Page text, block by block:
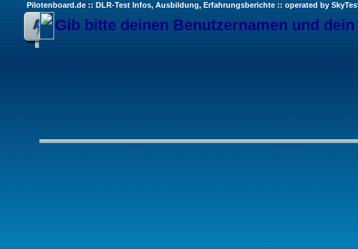
Pilotenboard.de :: DLR-Test Infos, Ausbildung, Erfahrungsberichte :: operated by
Gib bitte deinen Benutzernamen und